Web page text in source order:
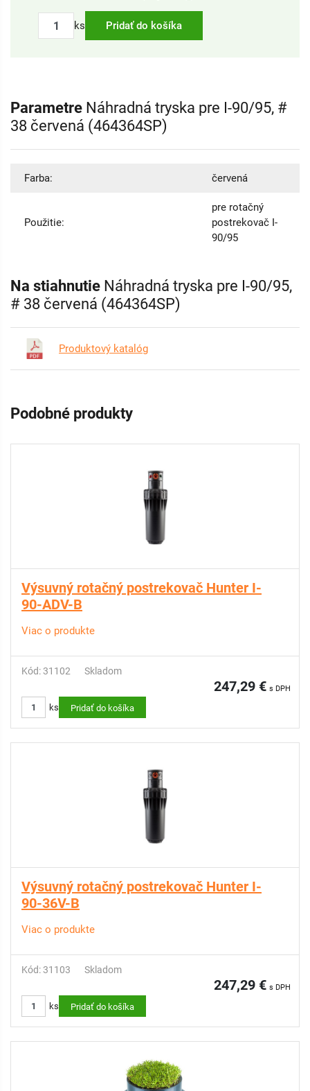
ks Pridať do košíka
Parametre Náhradná tryska pre I-90/95, #
38 červená (464364SP)
Farba: červená
Použitie:
pre rotačný
postrekovač I-
90/95
Na stiahnutie Náhradná tryska pre I-90/95,
# 38 červená (464364SP)
Produktový katalóg
Podobné produkty
Výsuvný rotačný postrekovač Hunter I-
90-ADV-B
Viac o produkte
Kód: 31102 Skladom
247,29 € s DPH
ks Pridať do košíka
Výsuvný rotačný postrekovač Hunter I-
90-36V-B
Viac o produkte
Kód: 31103 Skladom
247,29 € s DPH
ks Pridať do košíka